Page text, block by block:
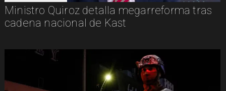
Ministro Quiroz detalla megarreforma tras
cadena nacional de Kast